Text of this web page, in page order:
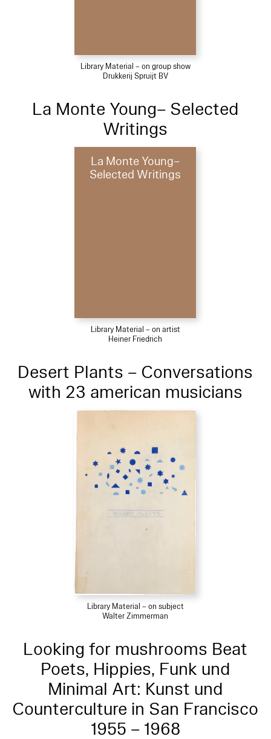
Library Material – on group show
Drukkerij Spruijt BV
La Monte Young– Selected
Writings
La Monte Young–
Selected Writings
Library Material – on artist
Heiner Friedrich
Desert Plants – Conversations
with 23 american musicians
Library Material – on subject
Walter Zimmerman
Looking for mushrooms Beat
Poets, Hippies, Funk und
Minimal Art: Kunst und
Counterculture in San Francisco
1955 – 1968